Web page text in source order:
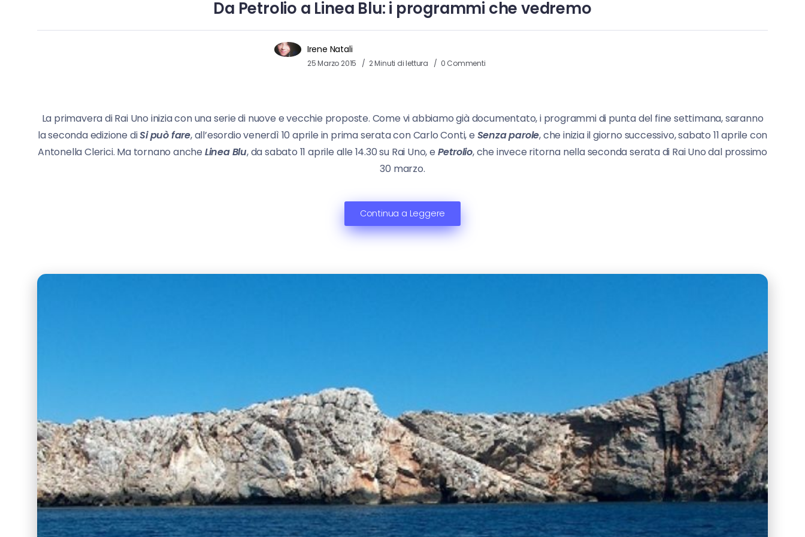
Da Petrolio a Linea Blu: i programmi che vedremo
Irene Natali
25 Marzo 2015 2 Minuti di lettura 0 Commenti
La primavera di Rai Uno inizia con una serie di nuove e vecchie proposte. Come vi abbiamo già documentato, i programmi di punta del fine settimana, saranno
la seconda edizione diSi può fare, all’esordio venerdì 10 aprile in prima serata con Carlo Conti, e Senza parole, che inizia il giorno successivo, sabato 11 aprile con
Antonella Clerici. Ma tornano anche Linea Blu, da sabato 11 aprile alle 14.30 su Rai Uno, e Petrolio, che invece ritorna nella seconda serata di Rai Uno dal prossimo
30 marzo.
Continua a Leggere